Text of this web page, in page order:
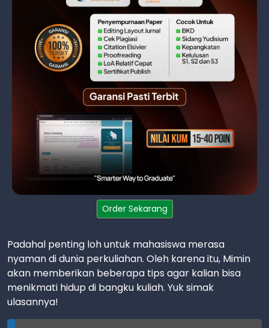
Order Sekarang
Padahal penting loh untuk mahasiswa merasa
nyaman di dunia perkuliahan. Oleh karena itu, Mimin
akan memberikan beberapa tips agar kalian bisa
menikmati hidup di bangku kuliah. Yuk simak
ulasannya!